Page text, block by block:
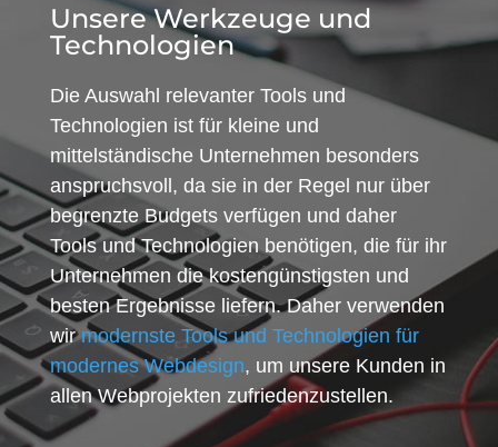
Unsere Werkzeuge und
Technologien
Die Auswahl relevanter Tools und
Technologien ist für kleine und
mittelständische Unternehmen besonders
anspruchsvoll, da sie in der Regel nur über
begrenzte Budgets verfügen und daher
Tools und Technologien benötigen, die für ihr
Unternehmen die kostengünstigsten und
besten Ergebnisse liefern. Daher verwenden
wirmodernste Tools und Technologien für
modernes Webdesign, um unsere Kunden in
allen Webprojekten zufriedenzustellen.